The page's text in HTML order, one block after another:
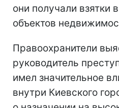
они получали взятки
объектов
Правоохранители
руководитель
имел значительное
внутри Киевского